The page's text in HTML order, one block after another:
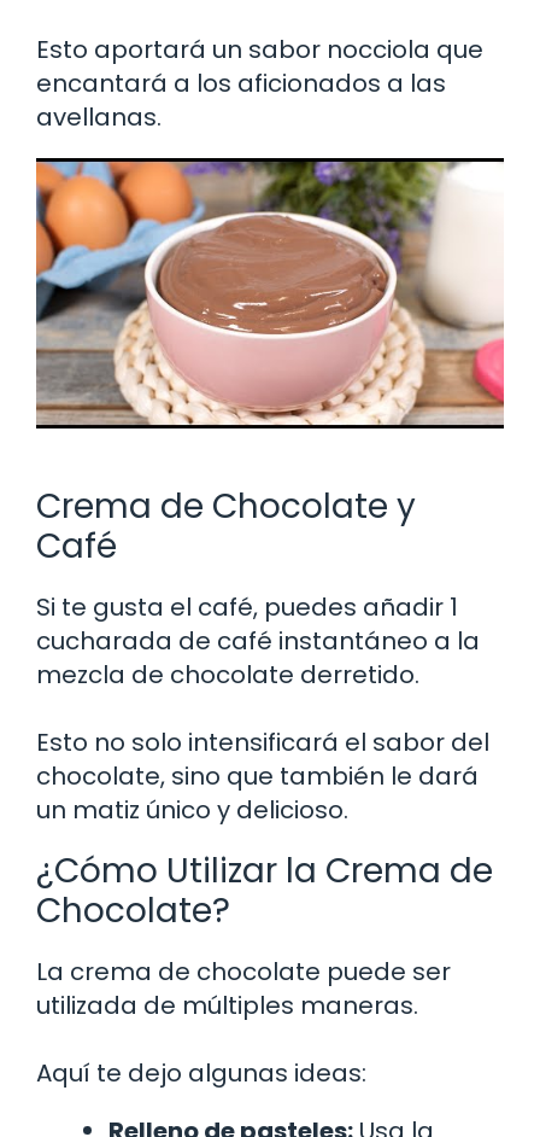
Esto aportará un sabor nocciola que
encantará a los aficionados a las
avellanas.
Crema de Chocolate y
Café
Si te gusta el café, puedes añadir 1
cucharada de café instantáneo a la
mezcla de chocolate derretido.
Esto no solo intensificará el sabor del
chocolate, sino que también le dará
un matiz único y delicioso.
¿Cómo Utilizar la Crema de
Chocolate?
La crema de chocolate puede ser
utilizada de múltiples maneras.
Aquí te dejo algunas ideas: